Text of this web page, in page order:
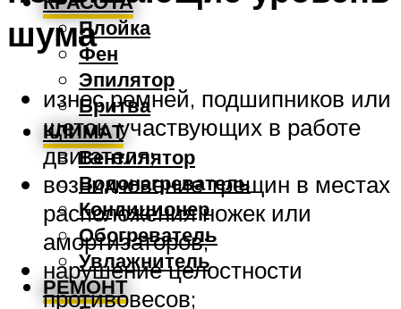
Плойка
Фен
Эпилятор
Бритва
КЛИМАТ
Вентилятор
Водонагреватель
Кондиционер
Обогреватель
Увлажнитель
РЕМОНТ
шума
износ ремней, подшипников или
щеток, участвующих в работе
двигателя;
возникновение трещин в местах
расположения ножек или
амортизаторов;
нарушение целостности
противовесов;